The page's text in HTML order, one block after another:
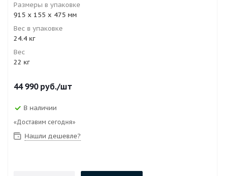
Размеры в упаковке
915 х 155 х 475 мм
Вес в упаковке
24.4 кг
Вес
22 кг
44 990руб./шт
В наличии
«Доставим сегодня»
Нашли дешевле?